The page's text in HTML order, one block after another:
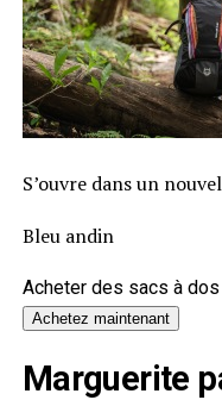
S’ouvre dans un
Bleu andin
Acheter des sacs à
Achetez maintenant
Marguerite